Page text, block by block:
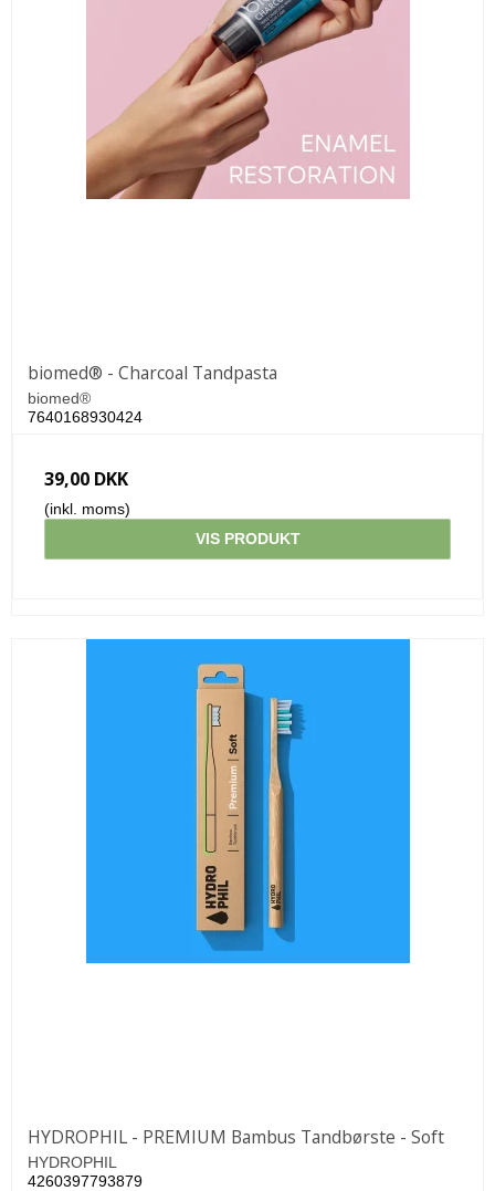
biomed® - Charcoal Tandpasta
biomed®
7640168930424
39,00 DKK
(inkl. moms)
VIS PRODUKT
HYDROPHIL - PREMIUM Bambus Tandbørste - Soft
HYDROPHIL
4260397793879